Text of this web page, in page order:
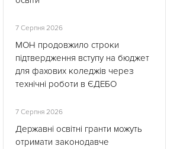
7 Серпня 2026
МОН продовжило строки
підтвердження вступу на бюджет
для фахових коледжів через
технічні роботи в ЄДЕБО
7 Серпня 2026
Державні освітні гранти можуть
отримати законодавче